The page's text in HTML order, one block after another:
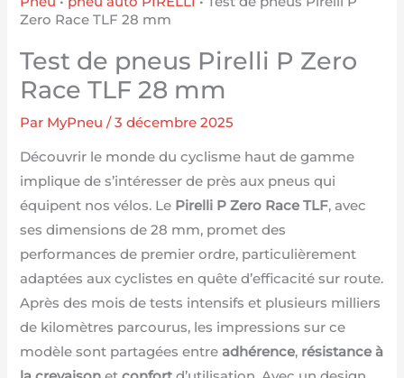
Zero Race TLF 28 mm
Test de pneus Pirelli P Zero
Race TLF 28 mm
Par MyPneu/3 décembre 2025
Découvrir le monde du cyclisme haut de gamme
implique de s’intéresser de près aux pneus qui
équipent nos vélos. Le Pirelli P Zero Race TLF, avec
ses dimensions de 28 mm, promet des
performances de premier ordre, particulièrement
adaptées aux cyclistes en quête d’efficacité sur route.
Après des mois de tests intensifs et plusieurs milliers
de kilomètres parcourus, les impressions sur ce
modèle sont partagées entreadhérence, résistance à